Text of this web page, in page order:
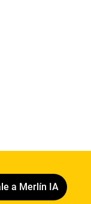
a Merlín IA